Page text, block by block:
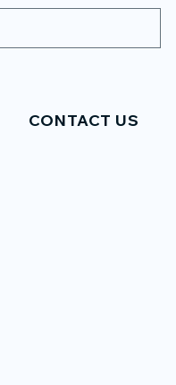
CONTACT US